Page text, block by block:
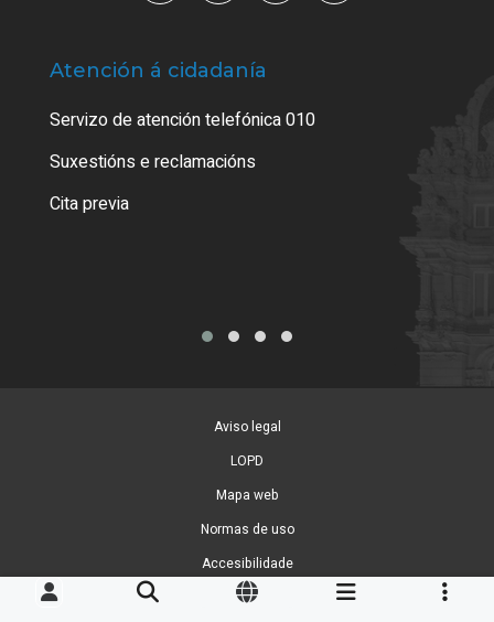
Atención á cidadanía
Servizo de atención telefónica 010
Suxestións e reclamacións
Cita previa
Aviso legal
LOPD
Mapa web
Normas de uso
Accesibilidade
Xestión de cookies